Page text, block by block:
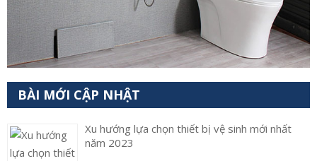
BÀI MỚI CẬP NHẬT
Xu hướng lựa chọn thiết bị vệ sinh mới nhất
năm 2023